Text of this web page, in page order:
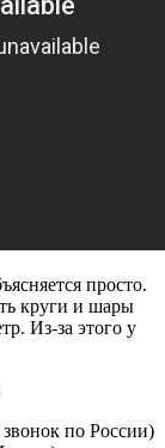
просто.
круги и шары
Из-за этого у
по России)